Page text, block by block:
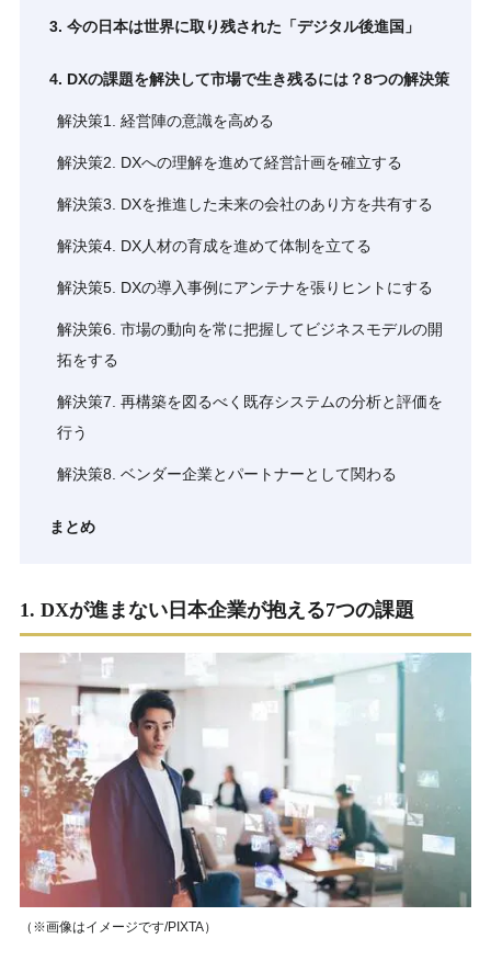
3. 今の日本は世界に取り残された「デジタル後進国」
4. DXの課題を解決して市場で生き残るには？8つの解決策
解決策1. 経営陣の意識を高める
解決策2. DXへの理解を進めて経営計画を確立する
解決策3. DXを推進した未来の会社のあり方を共有する
解決策4. DX人材の育成を進めて体制を立てる
解決策5. DXの導入事例にアンテナを張りヒントにする
解決策6. 市場の動向を常に把握してビジネスモデルの開
拓をする
解決策7. 再構築を図るべく既存システムの分析と評価を
行う
解決策8. ベンダー企業とパートナーとして関わる
まとめ
1. DXが進まない日本企業が抱える7つの課題
（※画像はイメージです/PIXTA）